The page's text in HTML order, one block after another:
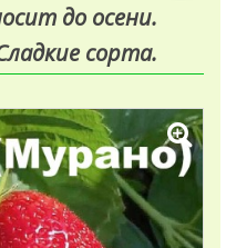
до осени.
сорта.